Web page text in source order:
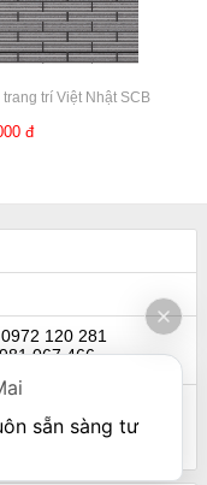
trang trí Việt Nhật SCB
đ
120 281
067 466
441 066
sẵn sàng tư